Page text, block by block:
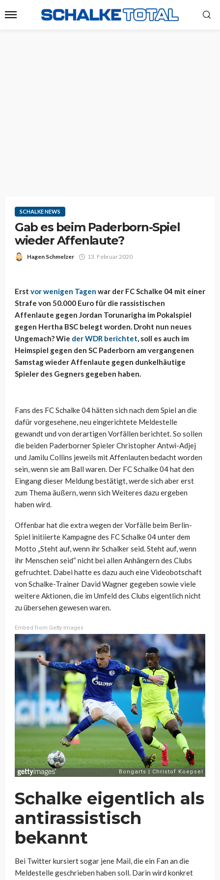
SCHALKE NEWS
Gab es beim Paderborn-Spiel
wieder Affenlaute?
Hagen Schmelzer 13. Februar 2020
Erst vor wenigen Tagen war der FC Schalke 04 mit einer
Strafe von 50.000 Euro für die rassistischen
Affenlaute gegen Jordan Torunarigha im Pokalspiel
gegen Hertha BSC belegt worden. Droht nun neues
Ungemach? Wie der WDR berichtet, soll es auch im
Heimspiel gegen den SC Paderborn am vergangenen
Samstag wieder Affenlaute gegen dunkelhäutige
Spieler des Gegners gegeben haben.
Fans des FC Schalke 04 hätten sich nach dem Spiel an die
dafür vorgesehene, neu eingerichtete Meldestelle
gewandt und von derartigen Vorfällen berichtet. So sollen
die beiden Paderborner Spieler Christopher Antwi-Adjej
und Jamilu Collins jeweils mit Affenlauten bedacht worden
sein, wenn sie am Ball waren. Der FC Schalke 04 hat den
Eingang dieser Meldung bestätigt, werde sich aber erst
zum Thema äußern, wenn sich Weiteres dazu ergeben
haben wird.
Offenbar hat die extra wegen der Vorfälle beim Berlin-
Spiel initiierte Kampagne des FC Schalke 04 unter dem
Motto „Steht auf, wenn ihr Schalker seid. Steht auf, wenn
ihr Menschen seid“ nicht bei allen Anhängern des Clubs
gefruchtet. Dabei hatte es dazu auch eine Videobotschaft
von Schalke-Trainer David Wagner gegeben sowie viele
weitere Aktionen, die im Umfeld des Clubs eigentlich nicht
zu übersehen gewesen waren.
Embed from Getty Images
Schalke eigentlich als
antirassistisch
bekannt
Bei Twitter kursiert sogar jene Mail, die ein Fan an die
Meldestelle geschrieben haben soll. Darin wird konkret